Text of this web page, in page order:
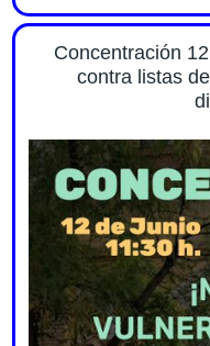
Concentración
contra listas